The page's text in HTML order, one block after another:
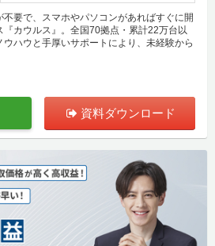
要で、スマホやパソコンがあればすぐに開
カウルス』。全国70拠点・累計22万台以
ハウと手厚いサポートにより、未経験から
資料ダウンロード